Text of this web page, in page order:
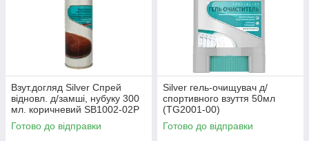
Взут.догляд Silver Спрей
відновл. д/замші, нубуку 300
мл. коричневий SB1002-02P
Готово до відправки
Silver гель-очищувач д/
спортивного взуття 50мл
(TG2001-00)
Готово до відправки